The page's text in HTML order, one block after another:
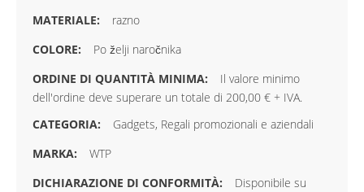
razno
Po želji naročnika
Il valore minimo
dell'ordine deve superare un totale di 200,00 € + IVA.
Gadgets, Regali promozionali e aziendali
WTP
Disponibile su